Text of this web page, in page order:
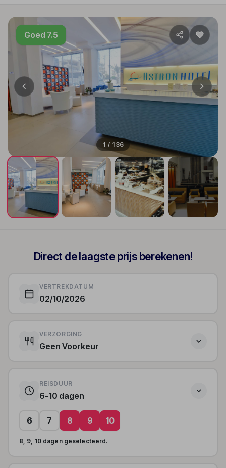
Goed 7.5
1 / 136
Direct de laagste prijs berekenen!
VERTREKDATUM
02/10/2026
VERZORGING
Geen Voorkeur
REISDUUR
6-10 dagen
6 7 8 9 10
8, 9, 10 dagen geselecteerd.